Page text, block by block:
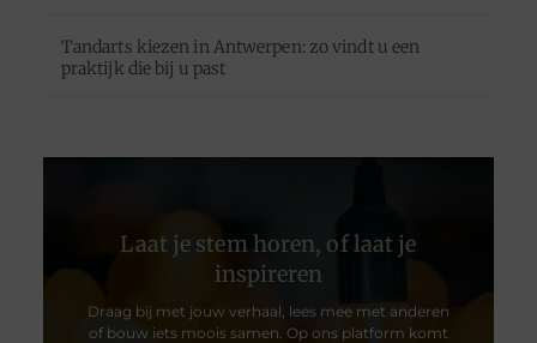
Tandarts kiezen in Antwerpen: zo vindt u een
praktijk die bij u past
Laat je stem horen, of laat je
inspireren
Draag bij met jouw verhaal, lees mee met anderen
of bouw iets moois samen. Op ons platform komt